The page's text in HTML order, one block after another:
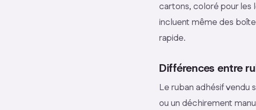
cartons, coloré pour les
incluent même des
rapide.
Différences entre
Le ruban adhésif vendu
ou un déchirement